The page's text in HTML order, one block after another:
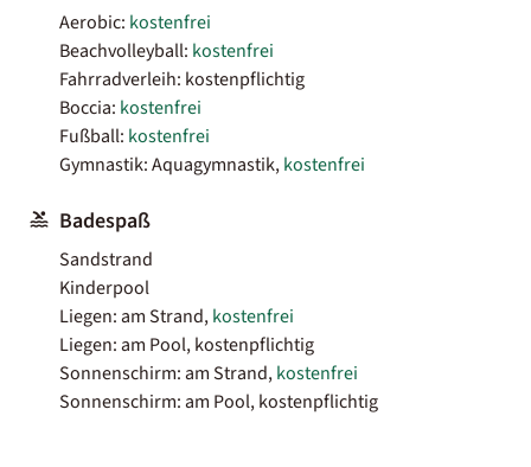
Aerobic: kostenfrei
Beachvolleyball: kostenfrei
Fahrradverleih: kostenpflichtig
Boccia: kostenfrei
Fußball: kostenfrei
Gymnastik: Aquagymnastik,kostenfrei
Badespaß
Sandstrand
Kinderpool
Liegen: am Strand,kostenfrei
Liegen: am Pool, kostenpflichtig
Sonnenschirm: am Strand,kostenfrei
Sonnenschirm: am Pool, kostenpflichtig